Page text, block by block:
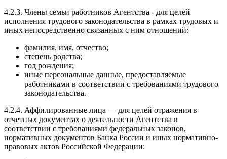
4.2.3. Члены семьи работников Агентства - для целей
исполнения трудового законодательства в рамках трудовых и
иных непосредственно связанных с ним отношений:
фамилия, имя, отчество;
степень родства;
год рождения;
иные персональные данные, предоставляемые
работниками в соответствии с требованиями трудового
законодательства.
4.2.4. Аффилированные лица — для целей отражения в
отчетных документах о деятельности Агентства в
соответствии с требованиями федеральных законов,
нормативных документов Банка России и иных нормативно-
правовых актов Российской Федерации: